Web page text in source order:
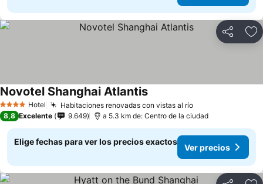
Compartir
4 EstrellasHotel Habitaciones renovadas con vistas al río
Novotel Shanghai Atlantis
8,8 Excelente 9.649 a 5.3 km de: Centro de la ciudad
Elige fechas para ver los precios exactos
Ver precios